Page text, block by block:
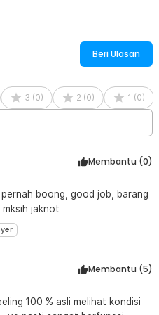
pembelian produk ini:
18650 Rechargeable Li-Ion 3.7V
Beri Ulasan
3 (0) 2 (0) 1 (0)
Membantu (0)
boong, good job, barang
jaknot
Membantu (5)
100 % asli melihat kondisi